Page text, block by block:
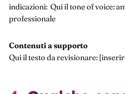
indicazioni: Qui il tone of voice:
professionale
Contenuti a supporto
Qui il testo da revisionare: